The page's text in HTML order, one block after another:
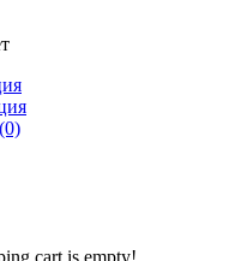
cart is empty!